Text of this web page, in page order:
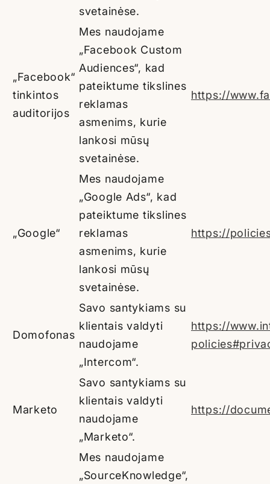
svetainėse.
„Facebook“
tinkintos
auditorijos
Mes naudojame
„Facebook Custom
Audiences“, kad
pateiktume tikslines
reklamas
asmenims, kurie
lankosi mūsų
svetainėse.
https://
„Google“
Mes naudojame
„Google Ads“, kad
pateiktume tikslines
reklamas
asmenims, kurie
lankosi mūsų
svetainėse.
https://
Domofonas
Savo santykiams su
klientais valdyti
naudojame
„Intercom“.
https://
Marketo
Savo santykiams su
klientais valdyti
naudojame
„Marketo“.
https://
Mes naudojame
„SourceKnowledge“,